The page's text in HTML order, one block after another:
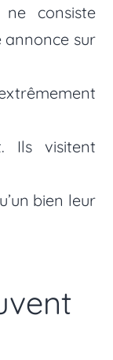
ne consiste
annonce sur
Ils visitent
bien leur